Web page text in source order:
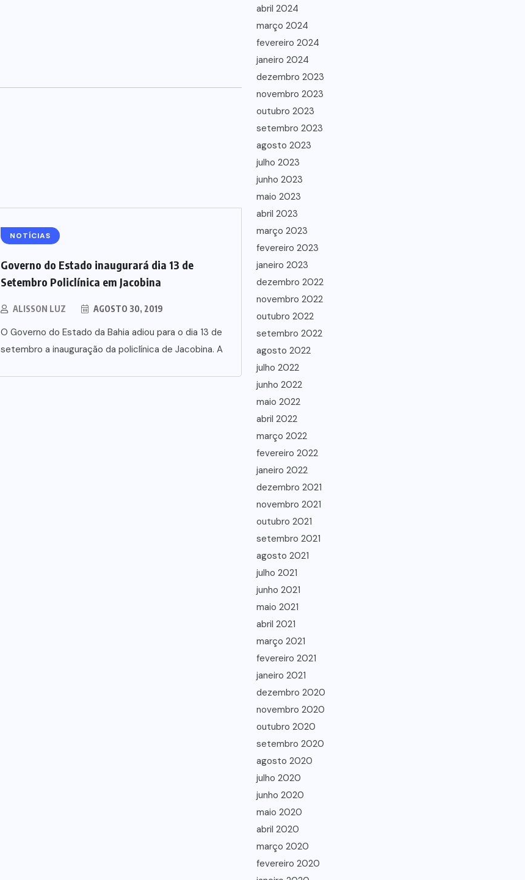
NOTÍCIAS
Governo do Estado inaugurará dia 13 de
Setembro Policlínica em Jacobina
ALISSON LUZ AGOSTO 30, 2019
O Governo do Estado da Bahia adiou para o dia 13 de
setembro a inauguração da policlínica de Jacobina. A
abril 2024
março 2024
fevereiro 2024
janeiro 2024
dezembro 2023
novembro 2023
outubro 2023
setembro 2023
agosto 2023
julho 2023
junho 2023
maio 2023
abril 2023
março 2023
fevereiro 2023
janeiro 2023
dezembro 2022
novembro 2022
outubro 2022
setembro 2022
agosto 2022
julho 2022
junho 2022
maio 2022
abril 2022
março 2022
fevereiro 2022
janeiro 2022
dezembro 2021
novembro 2021
outubro 2021
setembro 2021
agosto 2021
julho 2021
junho 2021
maio 2021
abril 2021
março 2021
fevereiro 2021
janeiro 2021
dezembro 2020
novembro 2020
outubro 2020
setembro 2020
agosto 2020
julho 2020
junho 2020
maio 2020
abril 2020
março 2020
fevereiro 2020